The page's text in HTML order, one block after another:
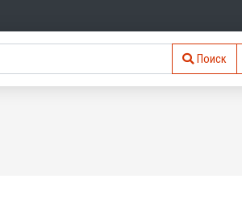
Поиск